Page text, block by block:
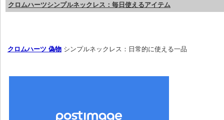
クロムハーツシンプルネックレス：毎日使えるアイテム
クロムハーツ 偽物 シンプルネックレス：日常的に使える一品